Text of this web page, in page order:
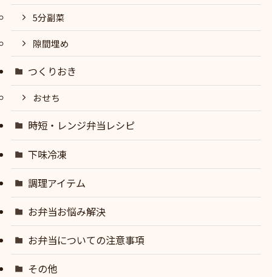
5分副菜
隙間埋め
つくりおき
おせち
時短・レンジ弁当レシピ
下味冷凍
調理アイテム
お弁当お悩み解決
お弁当についての注意事項
その他